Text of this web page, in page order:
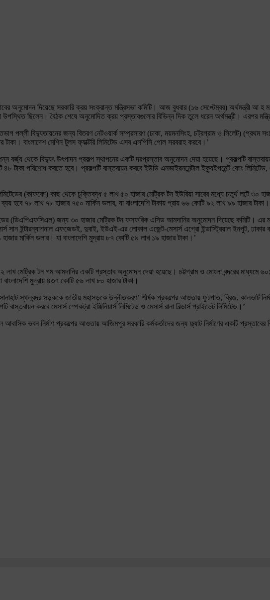
অনুমোদন দিয়েছে সরকারি ক্রয় সংক্রান্ত মন্ত্রিসভা কমিটি। আজ বুধবার (১৬ সেপ্টেম্বর) অর্থমন্ত্রী আ হ
উপস্থিত ছিলেন। বৈঠক শেষে অনুমোদিত ক্রয় প্রস্তাবগুলোর বিভিন্ন দিক তুলে ধরেন অর্থমন্ত্রী। এরপর
পল্লী বিদ্যুতায়নের জন্য বিতরণ নেটওয়ার্ক সম্প্রসারণ (ঢাকা, ময়মনসিংহ, চট্রগ্রাম ও সিলেট)
বাংলাদেশ মেশিন টুলস ফ্যাক্টরি লিমিটেড এসব এসপিসি পোল সরবরাহ করবে।’
বর্জ্য থেকে বিদ্যুৎ উৎপাদন প্রকল্প স্থাপনের একটি দরপ্রস্তাব অনুমোদন দেয়া হয়েছে। প্রকল্পটি
টাকা পরিশোধ করতে হবে। প্রকল্পটি বাস্তবায়ন করবে ইউডি এনভাইরনমেন্টাল ইক্যুইপমেন্ট কোং
(কাফকো) কাছ থেকে চুক্তিবদ্ধ ৫ লাখ ৫০ হাজার মেট্রিক টন ইউরিয়া সারের মধ্যে চতুর্থ লটে ৩০
হবে ৭৮ লাখ ৭৮ হাজার ৭৫০ মার্কিন ডলার, যা বাংলাদেশি টাকায় প্রায় ৬৬ কোটি ৯২ লাখ ৯৯ হাজার
(ডিএপিএফসিএল) জন্য ৩০ হাজার মেট্রিক টন ফসফরিক এসিড আমদানির অনুমোদন দিয়েছে কমিটি।
সান ইন্টারন্যাশনাল এফজেডই, দুবাই, ইউএই-এর লোকাল এজেন্ট-মেসার্স এগ্রো ইন্ডাস্ট্রিয়াল ইনপুট,
মার্কিন ডলার। যা বাংলাদেশি মুদ্রায় ৮৭ কোটি ৫৯ লাখ ১৯ হাজার টাকা।’
লাখ মেট্রিক টন গম আমদানির একটি প্রস্তাব অনুমোদন দেয়া হয়েছে। চট্টগ্রাম ও মোংলা বন্দরের
মুদ্রায় ৪৩৭ কোটি ৫৬ লাখ ৮০ হাজার টাকা।
স্থলবন্দর সড়ককে জাতীয় মহাসড়কে উন্নীতকরণ’ শীর্ষক প্রকল্পের আওতায় ফুটপাত, ব্রিজ, কালভার্ট
করবে মেসার্স স্পেকট্রা ইঞ্জিনিয়ার্স লিমিটেড ও মেসার্স রানা বিল্ডার্স প্রাইভেট লিমিটেড।’
ভবন নির্মাণ প্রকল্পের আওতায় আজিমপুর সরকারি কর্মকর্তাদের জন্য ফ্ল্যাট নির্মাণের একটি